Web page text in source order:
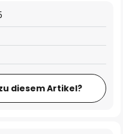
diesem Artikel?